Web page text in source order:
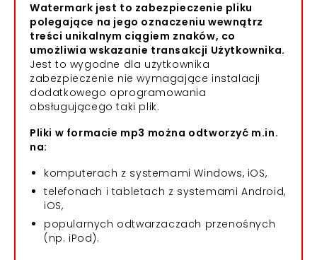
Watermark jest to zabezpieczenie pliku
polegające na jego oznaczeniu wewnątrz
treści unikalnym ciągiem znaków, co
umożliwia wskazanie transakcji Użytkownika.
Jest to wygodne dla użytkownika
zabezpieczenie nie wymagające instalacji
dodatkowego oprogramowania
obsługującego taki plik.
Pliki w formacie mp3 można odtworzyć m.in.
na:
komputerach z systemami Windows, iOS,
telefonach i tabletach z systemami Android,
iOS,
popularnych odtwarzaczach przenośnych
(np. iPod).